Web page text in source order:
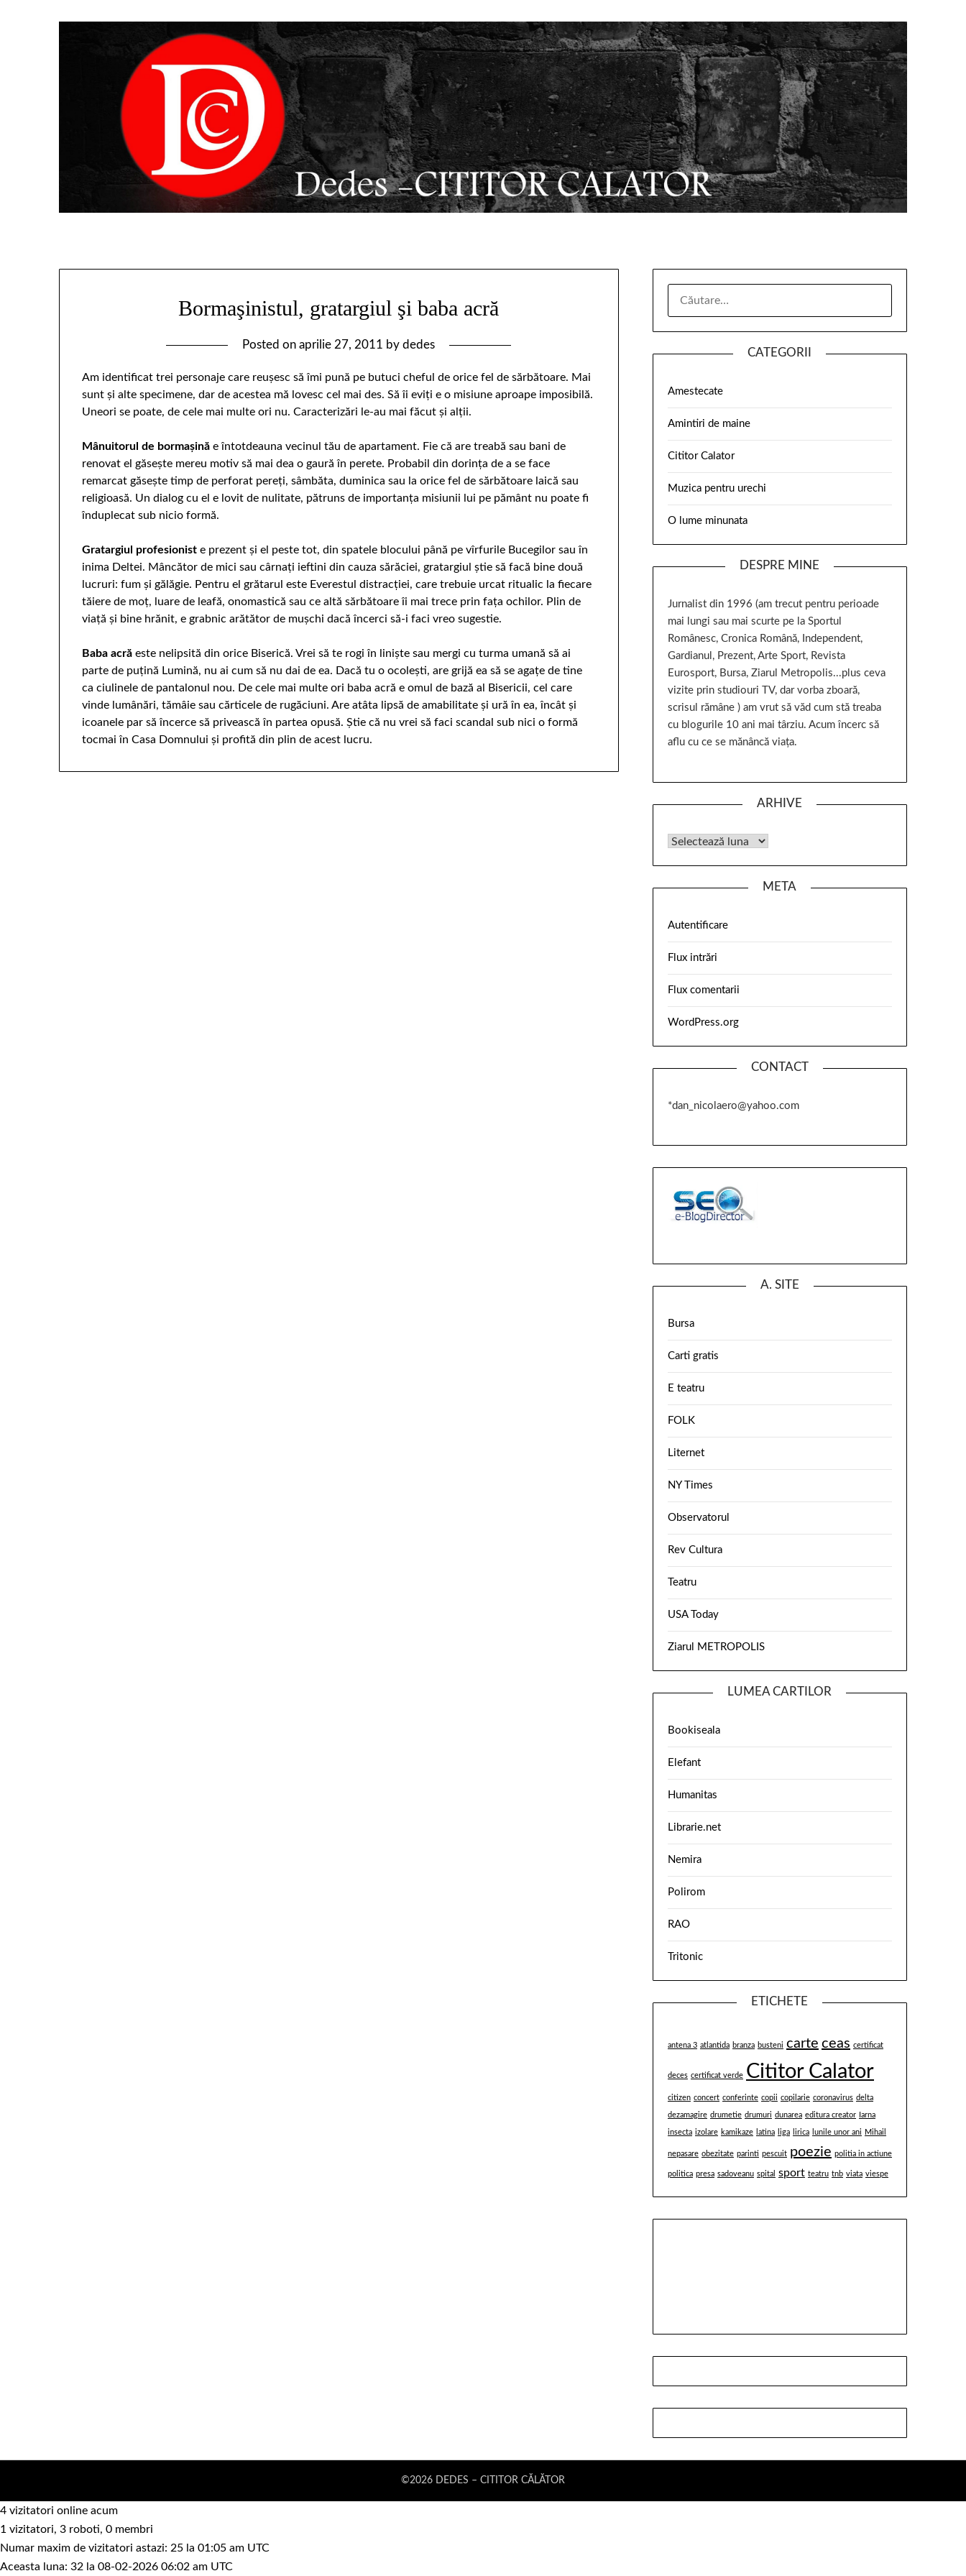
Bormaşinistul, gratargiul şi baba acră
Posted onaprilie 27, 2011 bydedes
Am identificat trei personaje care reuşesc să îmi pună pe butuci cheful de orice fel de sărbătoare. Mai
sunt şi alte specimene, dar de acestea mă lovesc cel mai des. Să îi eviţi e o misiune aproape imposibilă.
Uneori se poate, de cele mai multe ori nu. Caracterizări le-au mai făcut şi alţii.
Mânuitorul de bormaşină e întotdeauna vecinul tău de apartament. Fie că are treabă sau bani de
renovat el găseşte mereu motiv să mai dea o gaură în perete. Probabil din dorinţa de a se face
remarcat găseşte timp de perforat pereţi, sâmbăta, duminica sau la orice fel de sărbătoare laică sau
religioasă. Un dialog cu el e lovit de nulitate, pătruns de importanţa misiunii lui pe pământ nu poate fi
înduplecat sub nicio formă.
Gratargiul profesionist e prezent şi el peste tot, din spatele blocului până pe vîrfurile Bucegilor sau în
inima Deltei. Mâncător de mici sau cârnaţi ieftini din cauza sărăciei, gratargiul ştie să facă bine două
lucruri: fum şi gălăgie. Pentru el grătarul este Everestul distracţiei, care trebuie urcat ritualic la fiecare
tăiere de moţ, luare de leafă, onomastică sau ce altă sărbătoare îi mai trece prin faţa ochilor. Plin de
viaţă şi bine hrănit, e grabnic arătător de muşchi dacă încerci să-i faci vreo sugestie.
Baba acră este nelipsită din orice Biserică. Vrei să te rogi în linişte sau mergi cu turma umană să ai
parte de puţină Lumină, nu ai cum să nu dai de ea. Dacă tu o ocoleşti, are grijă ea să se agaţe de tine
ca ciulinele de pantalonul nou. De cele mai multe ori baba acră e omul de bază al Bisericii, cel care
vinde lumânări, tămâie sau cărticele de rugăciuni. Are atâta lipsă de amabilitate şi ură în ea, încât şi
icoanele par să încerce să privească în partea opusă. Ştie că nu vrei să faci scandal sub nici o formă
tocmai în Casa Domnului şi profită din plin de acest lucru.
CATEGORII
Amestecate
Amintiri de maine
Cititor Calator
Muzica pentru urechi
O lume minunata
DESPRE MINE
Jurnalist din 1996 (am trecut pentru perioade
mai lungi sau mai scurte pe la Sportul
Românesc, Cronica Română, Independent,
Gardianul, Prezent, Arte Sport, Revista
Eurosport, Bursa, Ziarul Metropolis...plus ceva
vizite prin studiouri TV, dar vorba zboară,
scrisul rămâne ) am vrut să văd cum stă treaba
cu blogurile 10 ani mai târziu. Acum încerc să
aflu cu ce se mănâncă viața.
ARHIVE
META
Autentificare
Flux intrări
Flux comentarii
WordPress.org
CONTACT
*dan_nicolaero@yahoo.com
A. SITE
Bursa
Carti gratis
E teatru
FOLK
Liternet
NY Times
Observatorul
Rev Cultura
Teatru
USA Today
Ziarul METROPOLIS
LUMEA CARTILOR
Bookiseala
Elefant
Humanitas
Librarie.net
Nemira
Polirom
RAO
Tritonic
ETICHETE
antena 3 atlantida branza busteni carte ceas certificat
deces certificat verde Cititor Calator
citizen concert conferinte copii copilarie coronavirus delta
dezamagire drumetie drumuri dunarea editura creator Iarna
insecta izolare kamikaze latina liga lirica lunile unor ani Mihail
nepasare obezitate parinti pescuit poezie politia in actiune
politica presa sadoveanu spital sport teatru tnb viata viespe
©2026 DEDES – CITITOR CĂLĂTOR
4 vizitatori online acum
1 vizitatori, 3 roboti, 0 membri
Numar maxim de vizitatori astazi: 25 la 01:05 am UTC
Aceasta luna: 32 la 08-02-2026 06:02 am UTC